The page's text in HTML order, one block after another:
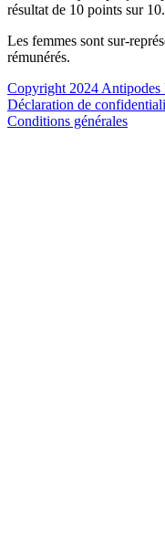
résultat de 10 points sur 10.
Les femmes sont sur-
rémunérés.
Copyright 2024
Déclaration de
Conditions générales